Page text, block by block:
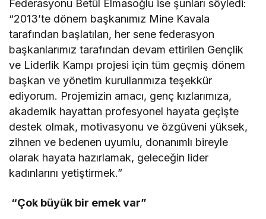
Federasyonu Betül Elmasoğlu ise şunları söyledi:
“2013’te dönem başkanımız Mine Kavala
tarafından başlatılan, her sene federasyon
başkanlarımız tarafından devam ettirilen Gençlik
ve Liderlik Kampı projesi için tüm geçmiş dönem
başkan ve yönetim kurullarımıza teşekkür
ediyorum. Projemizin amacı, genç kızlarımıza,
akademik hayattan profesyonel hayata geçişte
destek olmak, motivasyonu ve özgüveni yüksek,
zihnen ve bedenen uyumlu, donanımlı bireyle
olarak hayata hazırlamak, geleceğin lider
kadınlarını yetiştirmek.”
“Çok büyük bir emek var”